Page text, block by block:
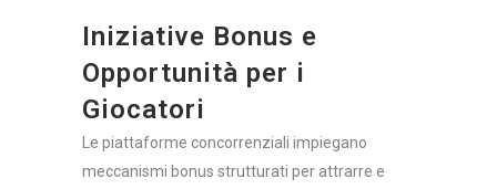
Iniziative Bonus e
Opportunità per i
Giocatori
Le piattaforme concorrenziali impiegano
meccanismi bonus strutturati per attrarre e